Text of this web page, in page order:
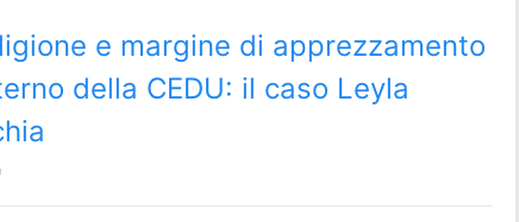
e margine di apprezzamento
della CEDU: il caso Leyla